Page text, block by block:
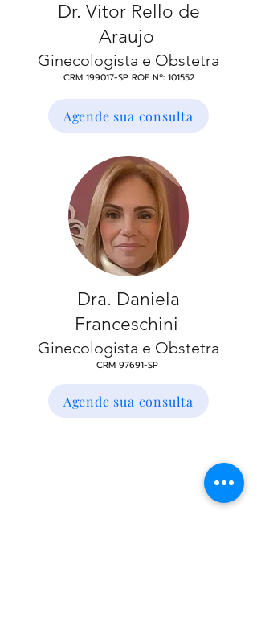
Dr. Vitor Rello de
Araujo
Ginecologista e Obstetra
CRM 199017-SP RQE Nº: 101552
Agende sua consulta
Dra. Daniela
Franceschini
Ginecologista e Obstetra
CRM 97691-SP
Agende sua consulta
Clínica Rello - Cardiologia Ginecologia